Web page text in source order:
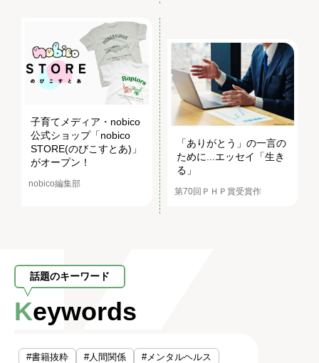
子育てメディア・nobico
公式ショップ「nobico
STORE(のびこすとあ)」
がオープン！
nobico編集部
「ありがとう」の一言の
ために...エッセイ「生き
る」
第70回ＰＨＰ賞受賞作
話題のキーワード
Keywords
#書籍抜粋 #人間関係
#メンタルヘルス